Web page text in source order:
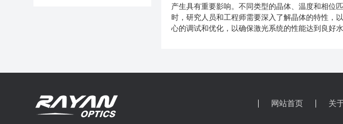
产生具有重要影响。不同类型的晶体、温度和相位
时，研究人员和工程师需要深入了解晶体的特性，
心的调试和优化，以确保激光系统的性能达到良好水
网站首页 关